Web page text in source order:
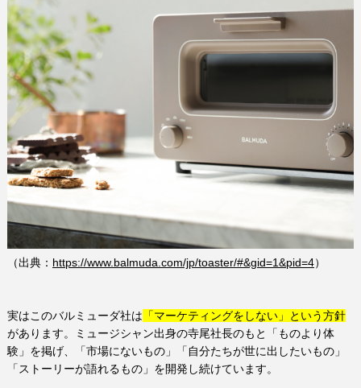
（出典： https://www.balmuda.com/jp/toaster/#&gid=1&pid=4）
実はこのバルミューダ社は 「マーケティングをしない」という方針
があります。ミュージシャン出身の寺尾社長のもと「ものより体
験」を掲げ、「市場にないもの」「自分たちが世に出したいもの」
「ストーリーが語れるもの」を開発し続けています。